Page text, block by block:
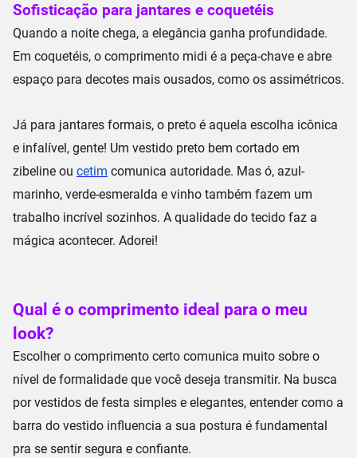
Sofisticação para jantares e coquetéis
Quando a noite chega, a elegância ganha profundidade.
Em coquetéis, o comprimento midi é a peça-chave e abre
espaço para decotes mais ousados, como os assimétricos.
Já para jantares formais, o preto é aquela escolha icônica
e infalível, gente! Um vestido preto bem cortado em
zibeline ou cetim comunica autoridade. Mas ó, azul-
marinho, verde-esmeralda e vinho também fazem um
trabalho incrível sozinhos. A qualidade do tecido faz a
mágica acontecer. Adorei!
Qual é o comprimento ideal para o meu
look?
Escolher o comprimento certo comunica muito sobre o
nível de formalidade que você deseja transmitir. Na busca
porvestidos de festa simples e elegantes, entender como a
barra do vestido influencia a sua postura é fundamental
pra se sentir segura e confiante.